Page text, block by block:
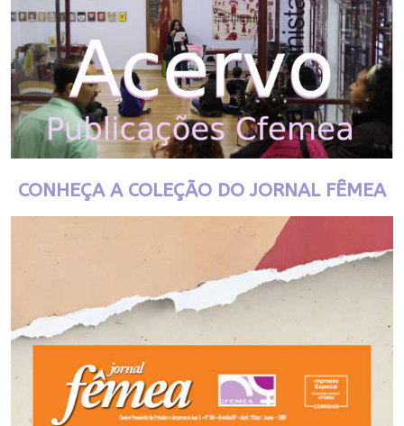
CONHEÇA A COLEÇÃO DO JORNAL FÊMEA